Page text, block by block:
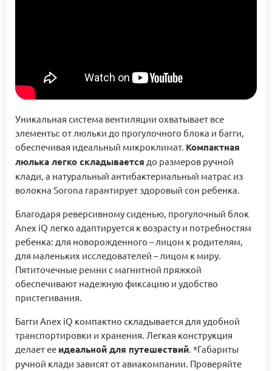
Уникальная система вентиляции охватывает все
элементы: от люльки до прогулочного блока и багги,
обеспечивая идеальный микроклимат. Компактная
люлька легко складывается до размеров ручной
клади, а натуральный антибактериальный матрас из
волокна Sorona гарантирует здоровый сон ребенка.
Благодаря реверсивному сиденью, прогулочный блок
Anex iQ легко адаптируется к возрасту и потребностям
ребенка: для новорожденного – лицом к родителям,
для маленьких исследователей – лицом к миру.
Пятиточечные ремни с магнитной пряжкой
обеспечивают надежную фиксацию и удобство
пристегивания.
Багги Anex iQ компактно складывается для удобной
транспортировки и хранения. Легкая конструкция
делает ее идеальной для путешествий. *Габариты
ручной клади зависят от авиакомпании. Проверяйте